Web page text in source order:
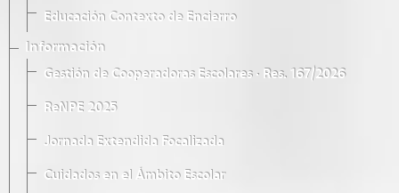
Educación Contexto de Encierro
Información
Gestión de Cooperadoras Escolares · Res. 167/2026
ReNPE 2025
Jornada Extendida Focalizada
Cuidados en el Ámbito Escolar